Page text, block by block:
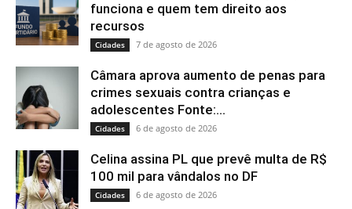
funciona e quem tem direito aos
recursos
Cidades 7 de agosto de 2026
Câmara aprova aumento de penas para
crimes sexuais contra crianças e
adolescentes Fonte:...
Cidades 6 de agosto de 2026
Celina assina PL que prevê multa de R$
100 mil para vândalos no DF
Cidades 6 de agosto de 2026